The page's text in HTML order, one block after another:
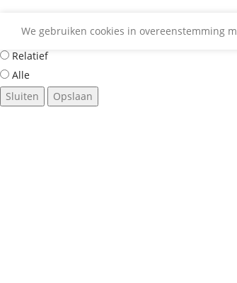
We gebruiken cookies in overeenstemming
Suggested
Relatief
Alle
Sluiten
Opslaan